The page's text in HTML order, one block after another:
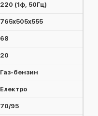
220 (1ф, 50Гц)
765x505x555
68
20
Газ-бензин
Електро
70/95